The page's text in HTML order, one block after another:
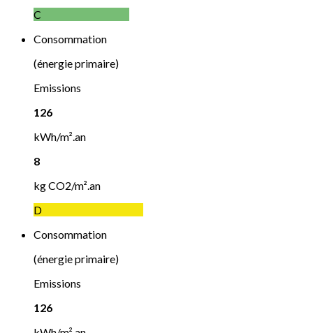
C
Consommation
(énergie primaire)
Emissions
126
kWh/m².an
8
kg CO2/m².an
D
Consommation
(énergie primaire)
Emissions
126